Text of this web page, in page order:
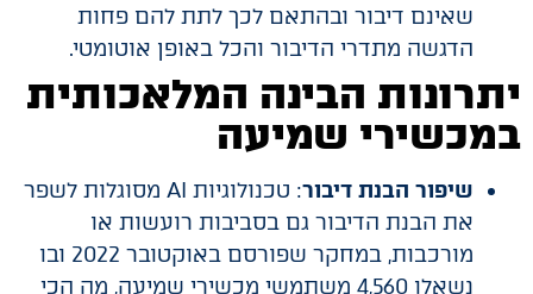
שאינם דיבור ובהתאם לכך לתת להם פחות
הדגשה מתדרי הדיבור והכל באופן אוטומטי.
יתרונות הבינה המלאכותית
במכשירי שמיעה
שיפור הבנת דיבור
: טכנולוגיות AI מסוגלות לשפר
את הבנת הדיבור גם בסביבות רועשות או
מורכבות, במחקר שפורסם באוקטובר 2022 ובו
נשאלו 4,560 משתמשי מכשירי שמיעה, מה הכי